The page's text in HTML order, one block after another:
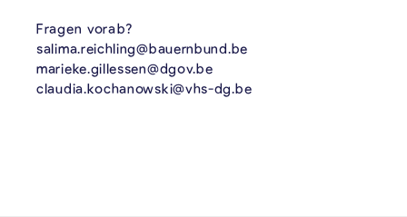
Fragen vorab?
salima.reichling@bauernbund.be
marieke.gillessen@dgov.be
claudia.kochanowski@vhs-dg.be